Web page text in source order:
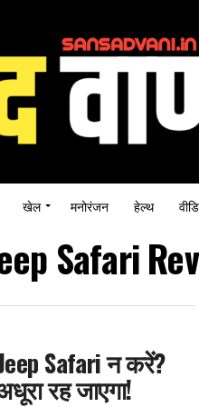
खेल मनोरंजन हेल्थ
Safari
Safari न करें?
रह जाएगा!